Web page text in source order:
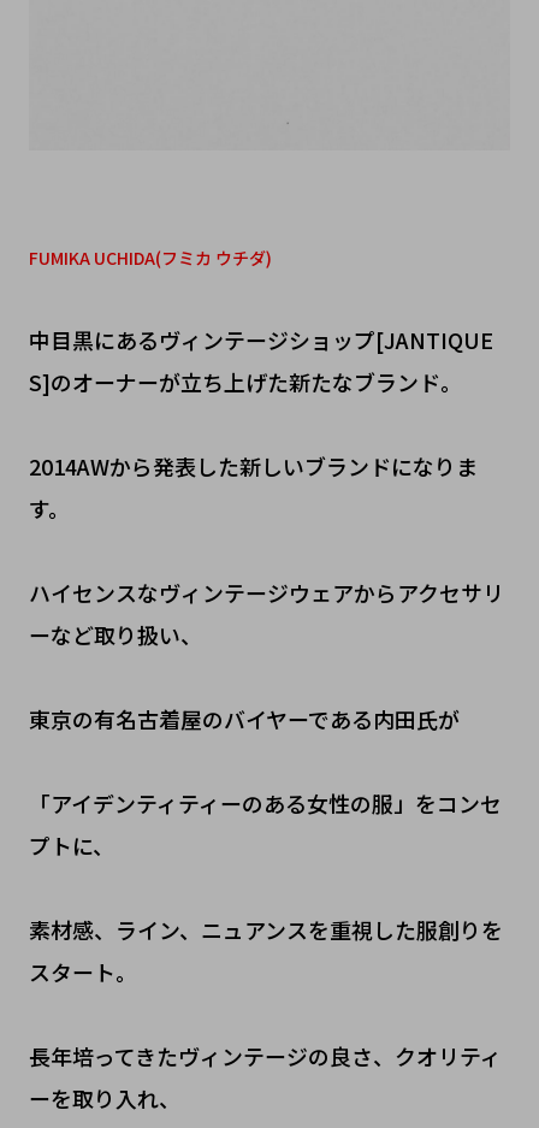
FUMIKA UCHIDA(フミカ ウチダ)
中目黒にあるヴィンテージショップ[JANTIQUE
S]のオーナーが立ち上げた新たなブランド。
2014AWから発表した新しいブランドになりま
す。
ハイセンスなヴィンテージウェアからアクセサリ
ーなど取り扱い、
東京の有名古着屋のバイヤーである内田氏が
「アイデンティティーのある女性の服」をコンセ
プトに、
素材感、ライン、ニュアンスを重視した服創りを
スタート。
長年培ってきたヴィンテージの良さ、クオリティ
ーを取り入れ、